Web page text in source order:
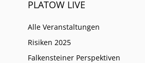
PLATOW LIVE
Alle Veranstaltungen
Risiken 2025
Falkensteiner Perspektiven